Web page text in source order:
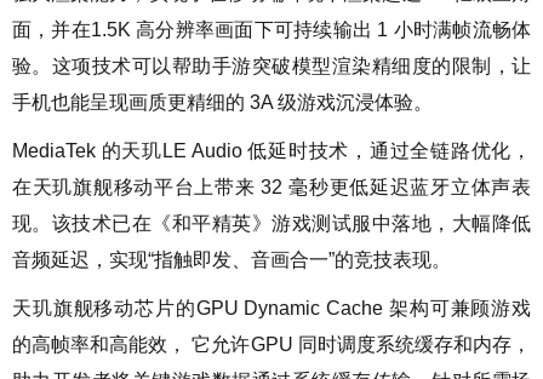
面，并在1.5K 高分辨率画面下可持续输出 1 小时满帧流畅体
验。这项技术可以帮助手游突破模型渲染精细度的限制，让
手机也能呈现画质更精细的 3A 级游戏沉浸体验。
MediaTek 的天玑LE Audio 低延时技术，通过全链路优化，
在天玑旗舰移动平台上带来 32 毫秒更低延迟蓝牙立体声表
现。该技术已在《和平精英》游戏测试服中落地，大幅降低
音频延迟，实现“指触即发、音画合一”的竞技表现。
天玑旗舰移动芯片的GPU Dynamic Cache 架构可兼顾游戏
的高帧率和高能效， 它允许GPU 同时调度系统缓存和内存，